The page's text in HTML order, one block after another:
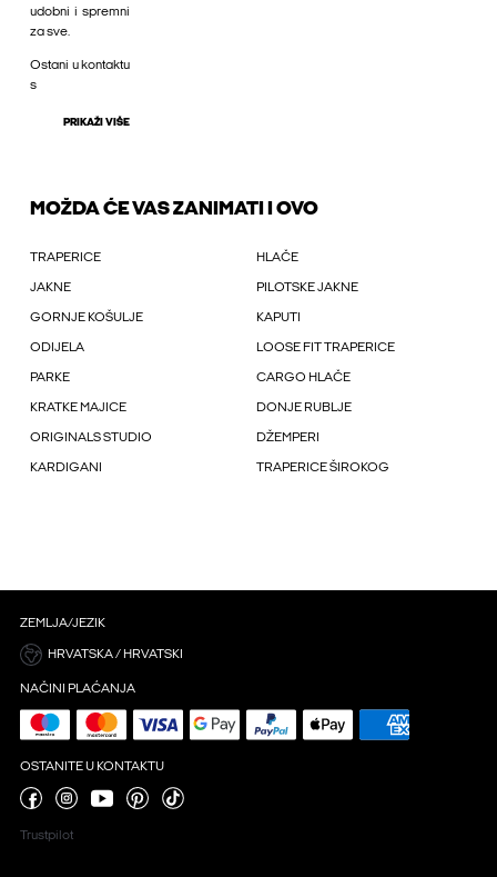
udobni i spremni
za sve.
Ostani u kontaktu
s
PRIKAŽI VIŠE
MOŽDA ĆE VAS ZANIMATI I OVO
TRAPERICE HLAČE
JAKNE PILOTSKE JAKNE
GORNJE KOŠULJE KAPUTI
ODIJELA LOOSE FIT TRAPERICE
PARKE CARGO HLAČE
KRATKE MAJICE DONJE RUBLJE
ORIGINALS STUDIO DŽEMPERI
KARDIGANI TRAPERICE ŠIROKOG
ZEMLJA/JEZIK
HRVATSKA / HRVATSKI
NAČINI PLAĆANJA
OSTANITE U KONTAKTU
Trustpilot